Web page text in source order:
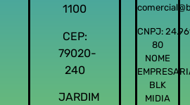
1100
CEP:
79020-
240
JARDIM
CNPJ:
80
NOME
BLK
MIDIA